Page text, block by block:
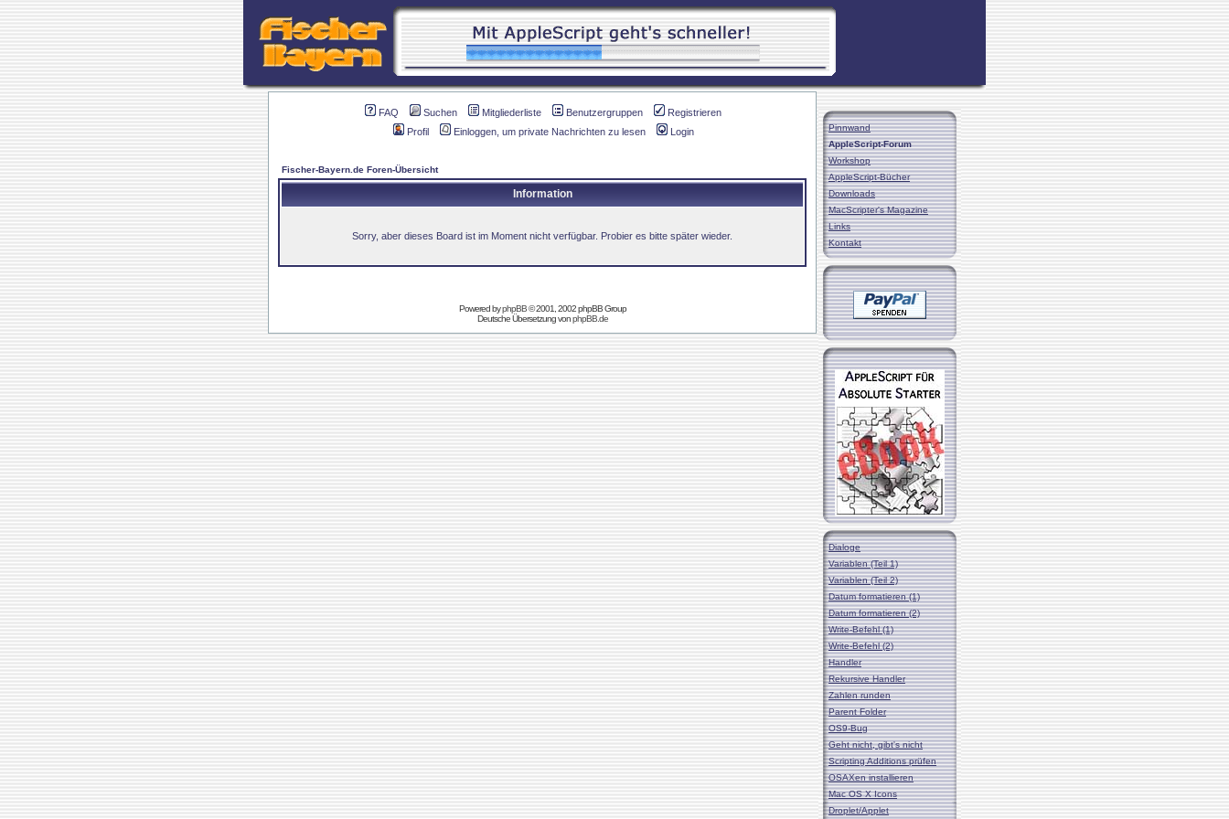
FAQ Suchen Mitgliederliste Benutzergruppen
Registrieren
Profil
Einloggen, um private Nachrichten zu lesen Login
Fischer-Bayern.de Foren-Übersicht
Information
Sorry, aber dieses Board ist im Moment nicht verfügbar. Probier es bitte später wieder.
Powered byphpBB© 2001, 2002 phpBB Group
Deutsche Übersetzung vonphpBB.de
Pinnwand
AppleScript-Forum
Workshop
AppleScript-Bücher
Downloads
MacScripter's Magazine
Links
Kontakt
Dialoge
Variablen (Teil 1)
Variablen (Teil 2)
Datum formatieren (1)
Datum formatieren (2)
Write-Befehl (1)
Write-Befehl (2)
Handler
Rekursive Handler
Zahlen runden
Parent Folder
OS9-Bug
Geht nicht, gibt's nicht
Scripting Additions prüfen
OSAXen installieren
Mac OS X Icons
Droplet/Applet